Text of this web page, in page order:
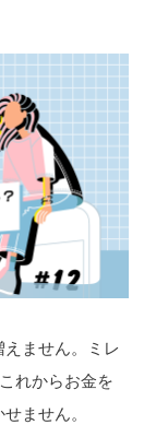
ません。ミレ
れからお金を
ません。